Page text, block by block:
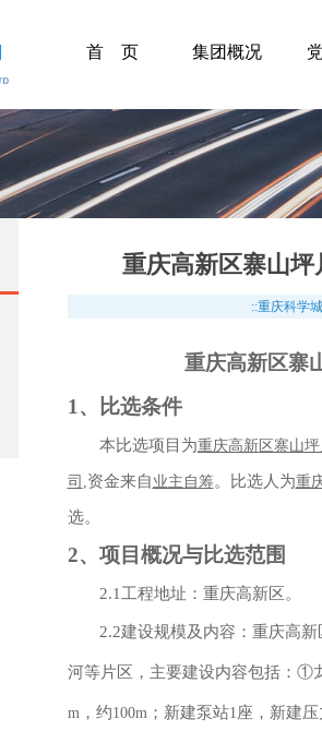
首 页 集团概况
重庆高新区寨山
::重庆科学
重庆高新区寨
1 、比选条件
本比选项目为重庆高新区寨山
司 ,资金来自 业主自筹。比选人为重
选。
2、项目概况与比选范围
2.1 工程地址：重庆高新区。
2.2建设规模及内容：重庆高
河等片区，主要建设内容包括：①
m ，约100m ；新建泵站1 座，新建压